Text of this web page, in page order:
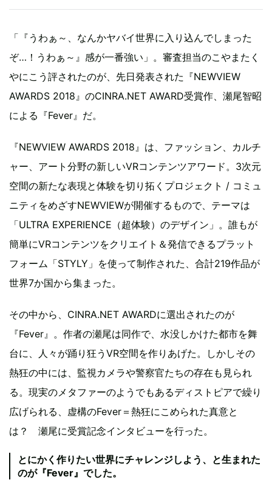
「『うわぁ～、なんかヤバイ世界に入り込んでしまった
ぞ…！うわぁ～』感が一番強い」。審査担当のこやまたく
やにこう評されたのが、先日発表された『NEWVIEW
AWARDS 2018』のCINRA.NET AWARD受賞作、瀬尾智昭
による『Fever』だ。
『NEWVIEW AWARDS 2018』は、ファッション、カルチ
ャー、アート分野の新しいVRコンテンツアワード。3次元
空間の新たな表現と体験を切り拓くプロジェクト / コミュ
ニティをめざすNEWVIEWが開催するもので、テーマは
「ULTRA EXPERIENCE（超体験）のデザイン」。誰もが
簡単にVRコンテンツをクリエイト＆発信できるプラット
フォーム「STYLY」を使って制作された、合計219作品が
世界7か国から集まった。
その中から、CINRA.NET AWARDに選出されたのが
『Fever』。作者の瀬尾は同作で、水没しかけた都市を舞
台に、人々が踊り狂うVR空間を作りあげた。しかしその
熱狂の中には、監視カメラや警察官たちの存在も見られ
る。現実のメタファーのようでもあるディストピアで繰り
広げられる、虚構のFever＝熱狂にこめられた真意と
は？ 瀬尾に受賞記念インタビューを行った。
とにかく作りたい世界にチャレンジしよう、と生まれた
のが『Fever』でした。